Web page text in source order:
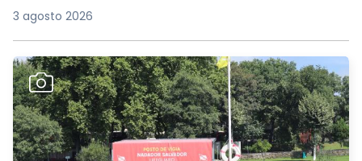
3 agosto 2026